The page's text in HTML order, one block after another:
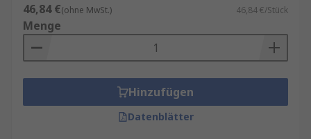
46,84 €(ohne MwSt.) 46,84 €/Stück
Menge
Hinzufügen
Datenblätter